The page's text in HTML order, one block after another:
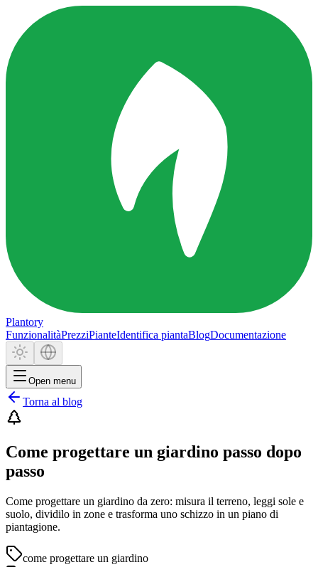
Plantory
FunzionalitàPrezziPianteIdentifica piantaBlogDocumentazione
Open menu
Torna al blog
Come progettare un giardino passo dopo
passo
Come progettare un giardino da zero: misura il terreno, leggi sole e
suolo, dividilo in zone e trasforma uno schizzo in un piano di
piantagione.
come progettare un giardino